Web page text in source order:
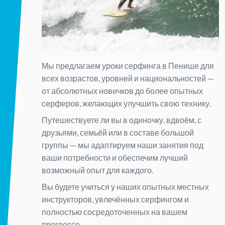
одного из ведущих мировых брендов в
серфинге. После дня серфинга вы можете
отдохнуть на нашей террасе с видом на океан
или посетить пляжные бары Пенише — всё в
нескольких шагах. Насладитесь идеальным
сочетанием серфинга, проживания и образа
жизни в одном из лучших серф-направлений
Европы. Забронируйте ваш surf camp в
Пенише, Португалия уже сегодня и откройте
для себя волны мирового уровня, отличное
проживание и незабываемые серф-моменты.
Мы предлагаем уроки серфинга в Пенише для
всех возрастов, уровней и национальностей —
от абсолютных новичков до более опытных
серферов, желающих улучшить свою технику.
Путешествуете ли вы в одиночку, вдвоём, с
друзьями, семьёй или в составе большой
группы — мы адаптируем наши занятия под
ваши потребности и обеспечим лучший
возможный опыт для каждого.
Вы будете учиться у наших опытных местных
инструкторов, увлечённых серфингом и
полностью сосредоточенных на вашем